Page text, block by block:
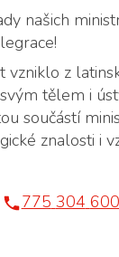
na­šich
vznik­lo z
tě­lem i
sou­čás­tí
zna­los­ti i
775 304 600